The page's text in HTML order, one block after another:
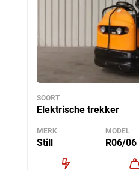
SOORT
Elektrische trekker
MERK
Still
MODEL
R06/06